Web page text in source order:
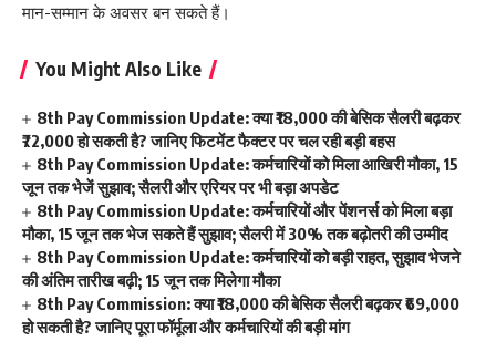
मान-सम्मान के अवसर बन सकते हैं।
You Might Also Like
8th Pay Commission Update: क्या ₹18,000 की बेसिक सैलरी बढ़कर
₹72,000 हो सकती है? जानिए फिटमेंट फैक्टर पर चल रही बड़ी बहस
8th Pay Commission Update: कर्मचारियों को मिला आखिरी मौका, 15
जून तक भेजें सुझाव; सैलरी और एरियर पर भी बड़ा अपडेट
8th Pay Commission Update: कर्मचारियों और पेंशनर्स को मिला बड़ा
मौका, 15 जून तक भेज सकते हैं सुझाव; सैलरी में 30% तक बढ़ोतरी की उम्मीद
8th Pay Commission Update: कर्मचारियों को बड़ी राहत, सुझाव भेजने
की अंतिम तारीख बढ़ी; 15 जून तक मिलेगा मौका
8th Pay Commission: क्या ₹18,000 की बेसिक सैलरी बढ़कर ₹69,000
हो सकती है? जानिए पूरा फॉर्मूला और कर्मचारियों की बड़ी मांग